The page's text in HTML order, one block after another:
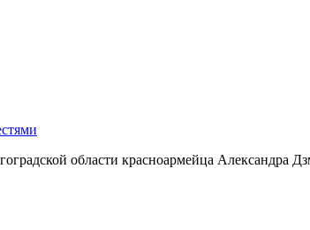
области красноармейца Александра